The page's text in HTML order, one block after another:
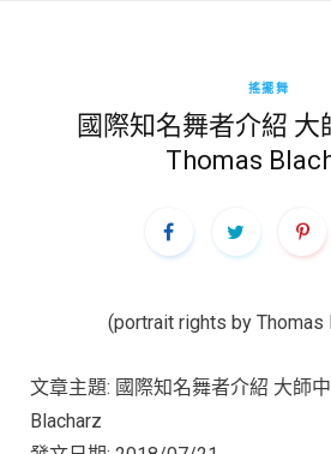
搖擺舞
國際知名舞者介紹 大
Thomas
(portrait rights by Thomas
文章主題: 國際知名舞者介紹 大師
Blacharz